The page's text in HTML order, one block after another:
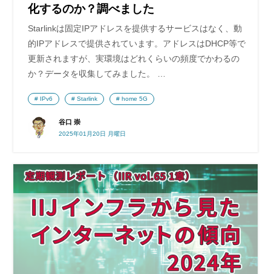
化するのか？調べました
Starlinkは固定IPアドレスを提供するサービスはなく、動
的IPアドレスで提供されています。アドレスはDHCP等で
更新されますが、実環境はどれくらいの頻度でかわるの
か？データを収集してみました。 …
谷口 崇
2025年01月20日 月曜日
IPv6 Starlink home 5G